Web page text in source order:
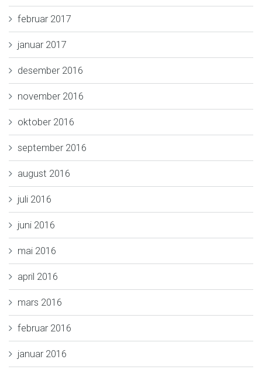
februar 2017
januar 2017
desember 2016
november 2016
oktober 2016
september 2016
august 2016
juli 2016
juni 2016
mai 2016
april 2016
mars 2016
februar 2016
januar 2016